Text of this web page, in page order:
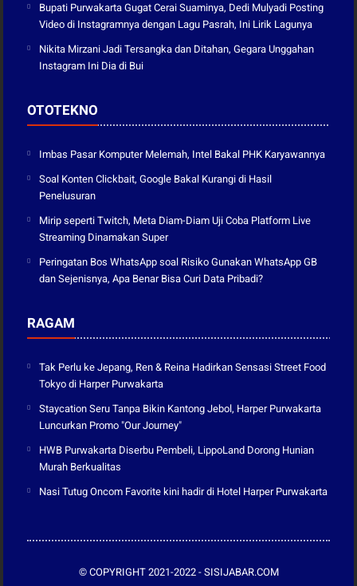
Bupati Purwakarta Gugat Cerai Suaminya, Dedi Mulyadi Posting
Video di Instagramnya dengan Lagu Pasrah, Ini Lirik Lagunya
Nikita Mirzani Jadi Tersangka dan Ditahan, Gegara Unggahan
Instagram Ini Dia di Bui
OTOTEKNO
Imbas Pasar Komputer Melemah, Intel Bakal PHK Karyawannya
Soal Konten Clickbait, Google Bakal Kurangi di Hasil
Penelusuran
Mirip seperti Twitch, Meta Diam-Diam Uji Coba Platform Live
Streaming Dinamakan Super
Peringatan Bos WhatsApp soal Risiko Gunakan WhatsApp GB
dan Sejenisnya, Apa Benar Bisa Curi Data Pribadi?
RAGAM
Tak Perlu ke Jepang, Ren & Reina Hadirkan Sensasi Street Food
Tokyo di Harper Purwakarta
Staycation Seru Tanpa Bikin Kantong Jebol, Harper Purwakarta
Luncurkan Promo "Our Journey"
HWB Purwakarta Diserbu Pembeli, LippoLand Dorong Hunian
Murah Berkualitas
Nasi Tutug Oncom Favorite kini hadir di Hotel Harper Purwakarta
© COPYRIGHT 2021-2022 - SISIJABAR.COM